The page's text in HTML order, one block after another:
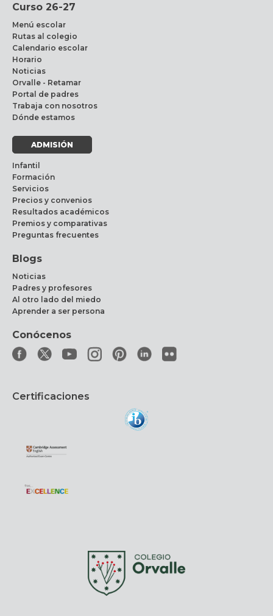
Curso 26-27
Menú escolar
Rutas al colegio
Calendario escolar
Horario
Noticias
Orvalle - Retamar
Portal de padres
Trabaja con nosotros
Dónde estamos
ADMISIÓN
Infantil
Formación
Servicios
Precios y convenios
Resultados académicos
Premios y comparativas
Preguntas frecuentes
Blogs
Noticias
Padres y profesores
Al otro lado del miedo
Aprender a ser persona
Conócenos
Certificaciones